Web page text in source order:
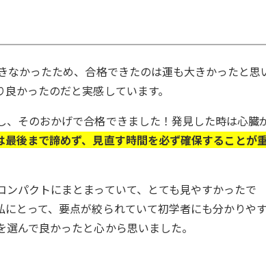
かったため、合格できたのは運も大きかったと思
かったのだと実感しています。
そのおかげで合格できました！発見した時は心臓
最後まで諦めず、見直す時間を必ず確保することが
パクトにまとまっていて、とても見やすかったで
とって、要点が絞られていて初学者にも分かりやす
んで良かったと心から思いました。